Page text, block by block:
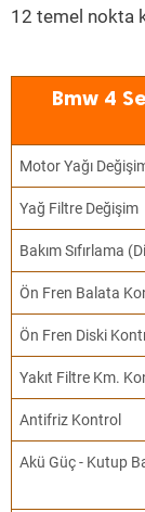
12 temel nokta
Bmw 4
Motor Yağı
Yağ Filtre Değişim
Bakım Sıfırlama
Ön Fren Balata
Ön Fren Diski
Yakıt Filtre Km.
Antifriz Kontrol
Akü Güç - Kutup